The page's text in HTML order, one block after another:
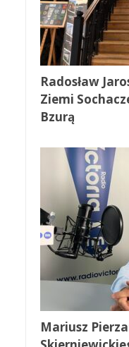
Radosław
Ziemi
Bzurą
Mariusz